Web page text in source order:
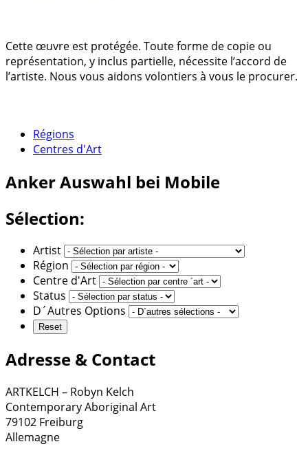
Cette œuvre est protégée. Toute forme de copie ou
représentation, y inclus partielle, nécessite l’accord de
l’artiste. Nous vous aidons volontiers à vous le procurer.
Régions
Centres d'Art
AnkerAuswahl bei Mobile
Sélection:
Artist
Région
Centre d'Art
Status
D´Autres Options
Adresse & Contact
ARTKELCH – Robyn Kelch
Contemporary Aboriginal Art
79102 Freiburg
Allemagne